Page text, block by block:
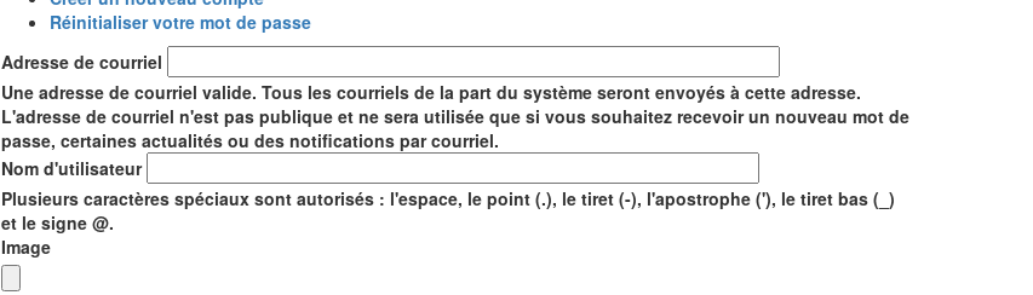
principaux
actif)
Réinitialiser votre mot de passe
Adresse de courriel
Une adresse de courriel valide. Tous les courriels de la part du système seront envoyés à cette adresse.
L'adresse de courriel n'est pas publique et ne sera utilisée que si vous souhaitez recevoir un nouveau mot de
passe, certaines actualités ou des notifications par courriel.
Nom d'utilisateur
Plusieurs caractères spéciaux sont autorisés : l'espace, le point (.), le tiret (-), l'apostrophe ('), le tiret bas (_)
et le signe @.
Image